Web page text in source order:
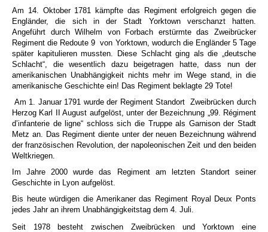
Am 14. Oktober 1781 kämpfte das Regiment erfolgreich gegen die
Engländer, die sich in der Stadt Yorktown verschanzt hatten.
Angeführt durch Wilhelm von Forbach erstürmte das Zweibrücker
Regiment die Redoute 9 von Yorktown, wodurch die Engländer 5 Tage
später kapitulieren mussten. Diese Schlacht ging als die „deutsche
Schlacht“, die wesentlich dazu beigetragen hatte, dass nun der
amerikanischen Unabhängigkeit nichts mehr im Wege stand, in die
amerikanische Geschichte ein! Das Regiment beklagte 29 Tote!
Am 1. Januar 1791 wurde der Regiment Standort
Zweibrücken durch
Herzog Karl II August aufgelöst, unter der Bezeichnung „99. Régiment
d’infanterie de ligne“ schloss sich die Truppe als Garnison der Stadt
Metz an. Das Regiment diente unter der neuen Bezeichnung während
der französischen Revolution, der napoleonischen Zeit und den beiden
Weltkriegen.
Im Jahre 2000 wurde das Regiment am letzten Standort seiner
Geschichte in Lyon aufgelöst.
Bis heute würdigen die Amerikaner das Regiment Royal Deux Ponts
jedes Jahr an ihrem Unabhängigkeitstag dem 4. Juli.
Seit 1978 besteht zwischen Zweibrücken und Yorktown eine